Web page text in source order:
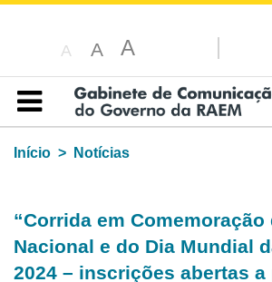
A A A
Índice
Início
Notícias
“Corrida em Comemoração
Nacional e do Dia Mundial
2024 – inscrições abertas a